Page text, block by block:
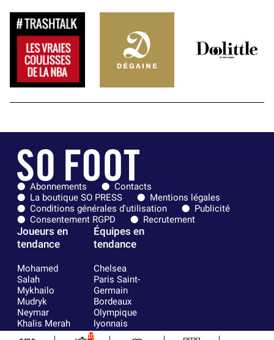
Abonnements
Contacts
La boutique SO PRESS
Mentions légales
Conditions générales d'utilisation
Publicité
Consentement RGPD
Recrutement
Joueurs en
tendance
Mohamed
Salah
Mykhailo
Mudryk
Neymar
Khalis Merah
Loïs Openda
Équipes en
tendance
Chelsea
Paris Saint-
Germain
Bordeaux
Olympique
lyonnais
FIFA
10